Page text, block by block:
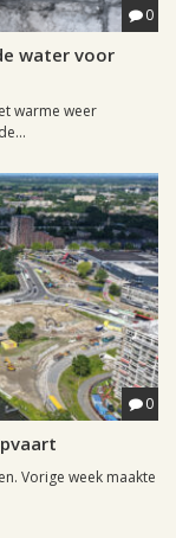
0
water voor
warme weer
0
Vorige week maakte